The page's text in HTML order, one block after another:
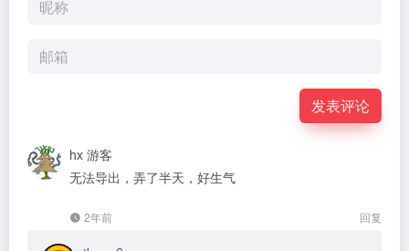
发表评论
hx 游客
无法导出，弄了半天，好生气
2年前 回复